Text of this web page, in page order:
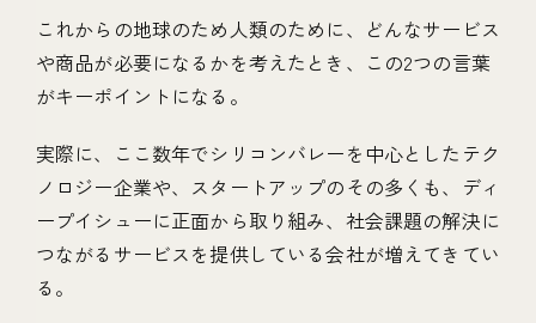
これからの地球のため人類のために、どんなサービス
や商品が必要になるかを考えたとき、この2つの言葉
がキーポイントになる。
実際に、ここ数年でシリコンバレーを中心としたテク
ノロジー企業や、スタートアップのその多くも、ディ
ープイシューに正面から取り組み、社会課題の解決に
つながるサービスを提供している会社が増えてきてい
る。